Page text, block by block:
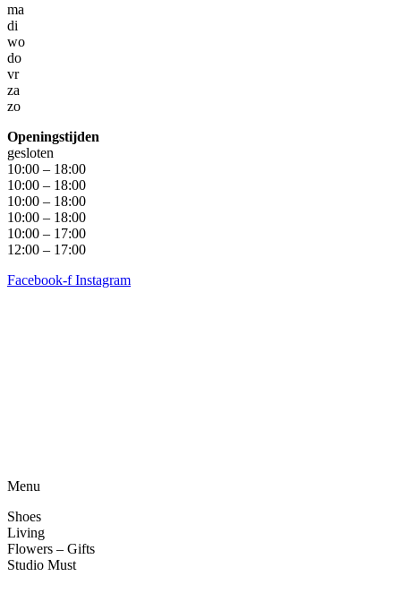
ma
di
wo
do
vr
za
zo
Openingstijden
gesloten
10:00 – 18:00
10:00 – 18:00
10:00 – 18:00
10:00 – 18:00
10:00 – 17:00
12:00 – 17:00
Facebook-f Instagram
Menu
Shoes
Living
Flowers – Gifts
Studio Must